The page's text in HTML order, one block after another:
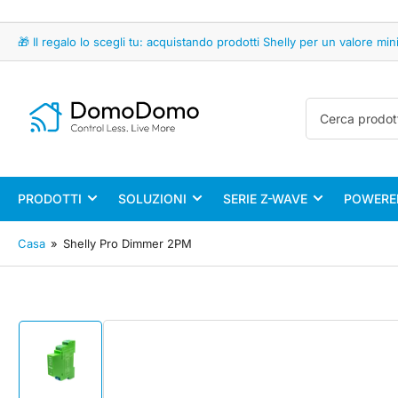
🎁 Il regalo lo scegli tu: acquistando prodotti Shelly per un valore
Cerca
prodotti
PRODOTTI SOLUZIONI SERIE Z-WAVE
Casa » Shelly Pro Dimmer 2PM